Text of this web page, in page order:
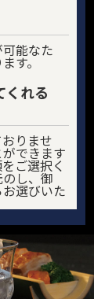
能なた
す。
くれる
りませ
できます
ご選択く
し、御
選びいた